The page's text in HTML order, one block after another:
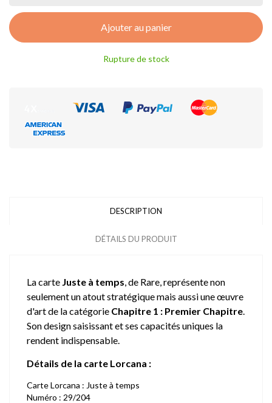
Ajouter au panier
Rupture de stock
DESCRIPTION
DÉTAILS DU PRODUIT
La carte Juste à temps, de Rare, représente non
seulement un atout stratégique mais aussi une œuvre
d'art de la catégorie Chapitre 1 : Premier Chapitre.
Son design saisissant et ses capacités uniques la
rendent indispensable.
Détails de la carte Lorcana :
Carte Lorcana : Juste à temps
Numéro : 29/204